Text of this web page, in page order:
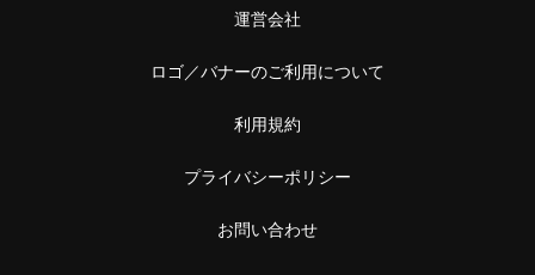
運営会社
ロゴ／バナーのご利用について
利用規約
プライバシーポリシー
お問い合わせ